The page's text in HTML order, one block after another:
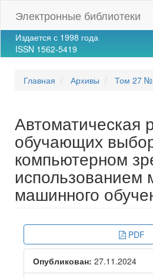
Navigation
Main
Content
Sidebar
Электронные библиотеки
Издается с 1998 года
ISSN 1562-5419
Главная Архивы Том 27 №
Автоматическая
обучающих
компьютерном
использованием
машинного
Article
Sidebar
PDF
Опубликован: 27.11.2024